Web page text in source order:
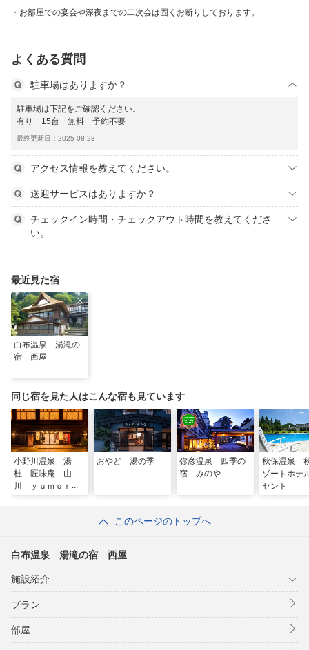
お部屋での宴会や深夜までの二次会は固くお断りしております。
よくある質問
駐車場はありますか？
駐車場は下記をご確認ください。
有り 15台 無料 予約不要
最終更新日：2025-08-23
アクセス情報を教えてください。
送迎サービスはありますか？
チェックイン時間・チェックアウト時間を教えてくださ
い。
最近見た宿
白布温泉 湯滝の
宿 西屋
同じ宿を見た人はこんな宿も見ています
小野川温泉 湯
杜 匠味庵 山
川 ｙｕｍｏｒｉ
おやど 湯の季
弥彦温泉 四季の
宿 みのや
秋保温泉
ゾートホテ
セント
このページのトップへ
白布温泉 湯滝の宿 西屋
施設紹介
プラン
部屋